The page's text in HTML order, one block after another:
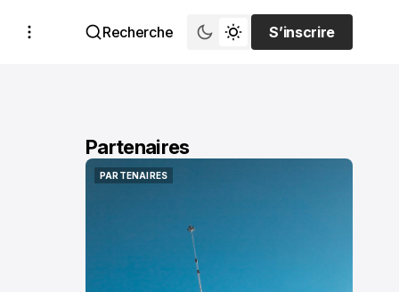
Recherche
S’inscrire
S’inscrire
Partenaires
PARTENAIRES